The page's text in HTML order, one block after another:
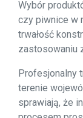
Wybór
czy piwnice w
trwałość
zastosowaniu
Profesjonalny
terenie
sprawiają, że